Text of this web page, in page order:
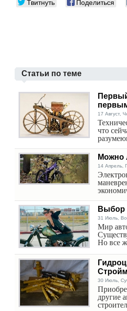
Твитнуть Поделиться
Статьи по теме
17 Август,
что
Можно
14 Апрель,
Выбор
31 Июль,
Мир
Но все
30 Июль,
другие